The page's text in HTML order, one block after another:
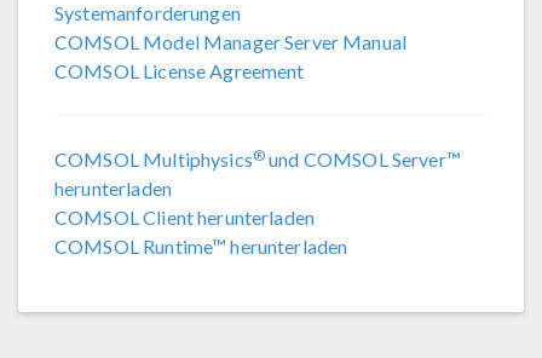
COMSOL 6.3
COMSOL 6.2
COMSOL 6.0
Systemanforderungen
COMSOL Model Manager Server Manual
COMSOL License Agreement
COMSOL Multiphysics® und COMSOL Server™
herunterladen
COMSOL Client herunterladen
COMSOL Runtime™ herunterladen